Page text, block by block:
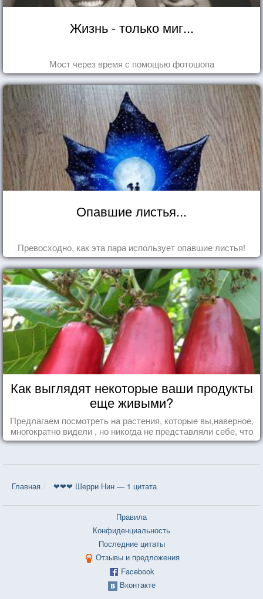
Жизнь - только миг...
Мост через время с помощью фотошопа
Опавшие листья...
Превосходно, как эта пара использует опавшие листья!
Как выглядят некоторые ваши продукты
еще живыми?
Предлагаем посмотреть на растения, которые вы,наверное,
многократно видели , но никогда не представляли себе, что
употребляете их в пищу.
Главная ❤❤❤ Шерри Нин — 1 цитата
Правила
Конфиденциальность
Последние цитаты
Отзывы и предложения
Facebook
Вконтакте